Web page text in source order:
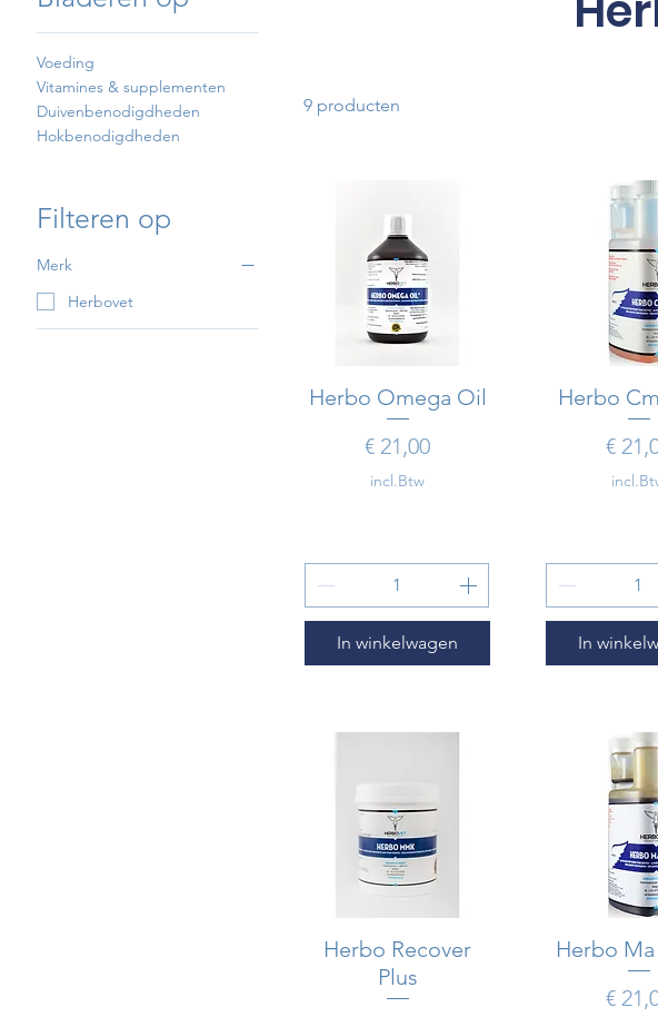
Voeding
Vitamines & supplementen
Duivenbenodigdheden
Hokbenodigdheden
Filteren op
Merk
Herbovet
9 producten
Snel overzicht
Herbo Omega Oil
Prijs
€ 21,00
incl.Btw
In winkelwagen
Snel
Herbo
Prijs
€
In
Snel overzicht
Herbo Recover
Plus
Snel
Herbo
Prijs
€